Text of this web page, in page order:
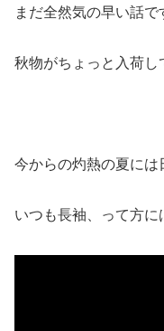
まだ全然気の早い話で
秋物がちょっと入荷し
今からの灼熱の夏には
いつも長袖、って方に